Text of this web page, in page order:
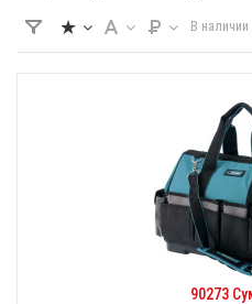
В наличии
90273